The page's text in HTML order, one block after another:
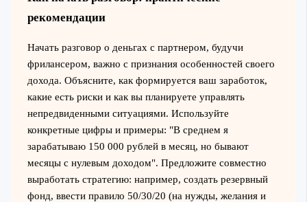
рекомендации
Начать разговор о деньгах с партнером, будучи
фрилансером, важно с признания особенностей своего
дохода. Объясните, как формируется ваш заработок,
какие есть риски и как вы планируете управлять
непредвиденными ситуациями. Используйте
конкретные цифры и примеры: "В среднем я
зарабатываю 150 000 рублей в месяц, но бывают
месяцы с нулевым доходом". Предложите совместно
выработать стратегию: например, создать резервный
фонд, ввести правило 50/30/20 (на нужды, желания и